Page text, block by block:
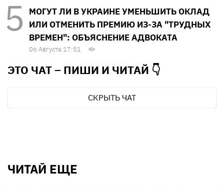
МОГУТ ЛИ В УКРАИНЕ УМЕНЬШИТЬ ОКЛАД
ИЛИ ОТМЕНИТЬ ПРЕМИЮ ИЗ-ЗА "ТРУДНЫХ
ВРЕМЕН": ОБЪЯСНЕНИЕ АДВОКАТА
06 Августа 17:51
ЭТО ЧАТ – ПИШИ И ЧИТАЙ 👇
СКРЫТЬ ЧАТ
ЧИТАЙ ЕЩЕ